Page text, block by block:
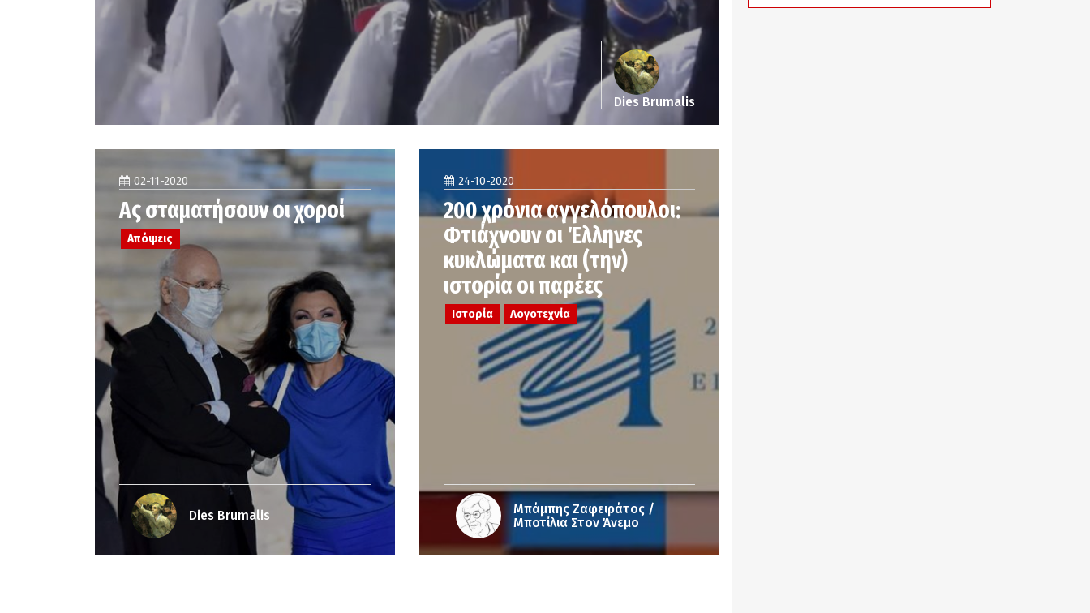
Dies Brumalis
02-11-2020
Ας σταματήσουν οι χοροί
Απόψεις
Dies Brumalis
24-10-2020
200 χρόνια αγγελόπουλοι:
Φτιάχνουν οι Έλληνες
κυκλώματα και (την)
ιστορία οι παρέες
Ιστορία Λογοτεχνία
Μπάμπης Ζαφειράτος /
Μποτίλια Στον Άνεμο